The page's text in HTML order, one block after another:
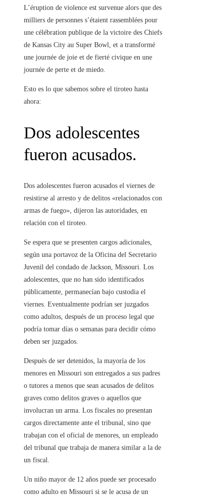
L’éruption de violence est survenue alors que des
milliers de personnes s’étaient rassemblées pour
une célébration publique de la victoire des Chiefs
de Kansas City au Super Bowl, et a transformé
une journée de joie et de fierté civique en une
journée de perte et de miedo.
Esto es lo que sabemos sobre el tiroteo hasta
ahora:
Dos adolescentes
fueron acusados.
Dos adolescentes fueron acusados ​​el viernes de
resistirse al arresto y de delitos «relacionados con
armas de fuego», dijeron las autoridades, en
relación con el tiroteo.
Se espera que se presenten cargos adicionales,
según una portavoz de la Oficina del Secretario
Juvenil del condado de Jackson, Missouri. Los
adolescentes, que no han sido identificados
públicamente, permanecían bajo custodia el
viernes. Eventualmente podrían ser juzgados
como adultos, después de un proceso legal que
podría tomar días o semanas para decidir cómo
deben ser juzgados.
Después de ser detenidos, la mayoría de los
menores en Missouri son entregados a sus padres
o tutores a menos que sean acusados ​​de delitos
graves como delitos graves o aquellos que
involucran un arma. Los fiscales no presentan
cargos directamente ante el tribunal, sino que
trabajan con el oficial de menores, un empleado
del tribunal que trabaja de manera similar a la de
un fiscal.
Un niño mayor de 12 años puede ser procesado
como adulto en Missouri si se le acusa de un